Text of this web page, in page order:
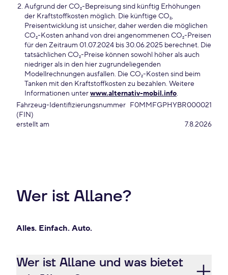
Aufgrund der CO₂-Bepreisung sind künftig Erhöhungen
der Kraftstoffkosten möglich. Die künftige CO₂,
Preisentwicklung ist unsicher, daher werden die möglichen
CO₂-Kosten anhand von drei angenommenen CO₂-Preisen
für den Zeitraum 01.07.2024 bis 30.06.2025 berechnet. Die
tatsächlichen CO₂-Preise können sowohl höher als auch
niedriger als in den hier zugrundeliegenden
Modellrechnungen ausfallen. Die CO₂-Kosten sind beim
Tanken mit den Kraftstoffkosten zu bezahlen. Weitere
Informationen unterwww.alternativ-mobil.info.
Fahrzeug-Identifizierungsnummer
(FIN)
F0MMFGPHYBR000021
erstellt am 7.8.2026
Wer ist Allane?
Alles. Einfach. Auto.
Wer ist Allane und was bietet